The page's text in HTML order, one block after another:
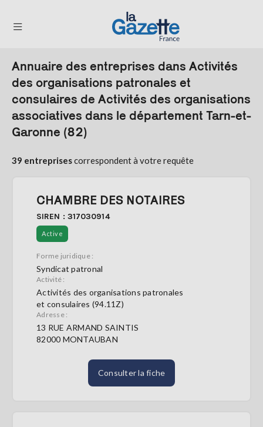
THÉMATIQUES
RÉGIONS
GAZETTE
connecter
S'abonner
Annuaire des entreprises dans Activités
des organisations patronales et
consulaires de Activités des organisations
associatives dans le département Tarn-et-
Garonne (82)
39 entreprisescorrespondent à votre requête
CHAMBRE DES NOTAIRES
SIREN : 317030914
Active
Forme juridique :
Syndicat patronal
Activité :
Activités des organisations patronales
et consulaires (94.11Z)
Adresse :
13 RUE ARMAND SAINTIS
82000 MONTAUBAN
Consulter la fiche